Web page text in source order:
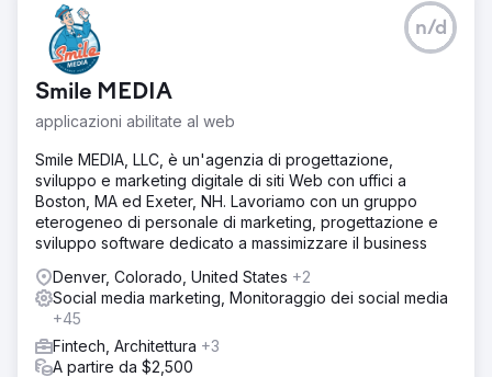
Sfida
Clarity Financial, uno dei principali broker ipotecari di
Canberra, era in seconda pagina su Google per
"Mortgage Broker Canberra", la parola chiave più
competitiva nel suo mercato. La scarsa visibilità in prima
pagina ha limitato la sua capacità di attrarre nuovi clienti,
nonostante la solida reputazione e l'approccio incentrato
sul cliente.
Soluzione
Abbiamo progettato una strategia di marketing digitale
completa che combina SEO, Meta Ads e servizi di
consulenza. I contenuti e la struttura del sito web sono
stati ottimizzati per migliorare il posizionamento nei risultati
di ricerca, mentre le campagne mirate hanno catturato
lead con un alto intento di acquisto. Abbiamo anche
riprogettato il sito web per migliorare l'esperienza utente
e il coinvolgimento, rafforzando credibilità e fiducia.
Smile MEDIA
applicazioni abilitate al web
n/d
Smile MEDIA, LLC, è un'agenzia di progettazione,
sviluppo e marketing digitale di siti Web con uffici a
Boston, MA ed Exeter, NH. Lavoriamo con un gruppo
eterogeneo di personale di marketing, progettazione e
sviluppo software dedicato a massimizzare il business
Denver, Colorado, United States +2
Social media marketing, Monitoraggio dei social media
+45
Fintech, Architettura +3
A partire da $2,500